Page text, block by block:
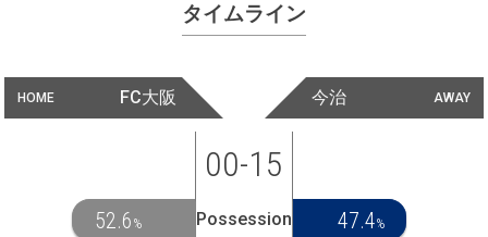
タイムライン
HOME FC大阪 AWAY
今治
00-15
52.6 % Possession 47.4%